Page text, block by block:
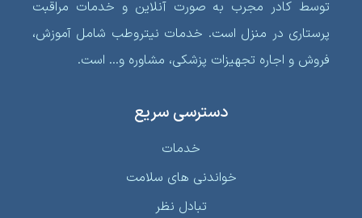
توسط کادر مجرب به صورت آنلاین و خدمات مراقبت
پرستاری در منزل است. خدمات نیتروطب شامل آموزش،
فروش و اجاره تجهیزات پزشکی، مشاوره و… است.
دسترسی سریع
خدمات
خواندنی‌ های سلامت
تبادل نظر